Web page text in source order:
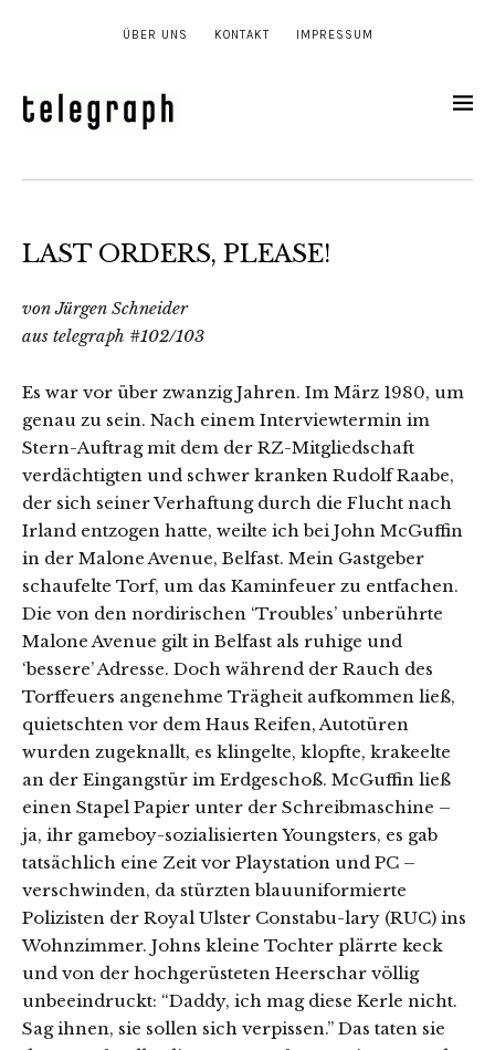
ÜBER UNS KONTAKT IMPRESSUM
LAST ORDERS, PLEASE!
von Jürgen Schneider
aus telegraph #102/103
Es war vor über zwanzig Jahren. Im März 1980, um
genau zu sein. Nach einem Interviewtermin im
Stern-Auftrag mit dem der RZ-Mitgliedschaft
verdächtigten und schwer kranken Rudolf Raabe,
der sich seiner Verhaftung durch die Flucht nach
Irland entzogen hatte, weilte ich bei John McGuffin
in der Malone Avenue, Belfast. Mein Gastgeber
schaufelte Torf, um das Kaminfeuer zu entfachen.
Die von den nordirischen ‘Troubles’ unberührte
Malone Avenue gilt in Belfast als ruhige und
‘bessere’ Adresse. Doch während der Rauch des
Torffeuers angenehme Trägheit aufkommen ließ,
quietschten vor dem Haus Reifen, Autotüren
wurden zugeknallt, es klingelte, klopfte, krakeelte
an der Eingangstür im Erdgeschoß. McGuffin ließ
einen Stapel Papier unter der Schreibmaschine –
ja, ihr gameboy-sozialisierten Youngsters, es gab
tatsächlich eine Zeit vor Playstation und PC –
verschwinden, da stürzten blauuniformierte
Polizisten der Royal Ulster Constabu-lary (RUC) ins
Wohnzimmer. Johns kleine Tochter plärrte keck
und von der hochgerüsteten Heerschar völlig
unbeeindruckt: “Daddy, ich mag diese Kerle nicht.
Sag ihnen, sie sollen sich verpissen.” Das taten sie